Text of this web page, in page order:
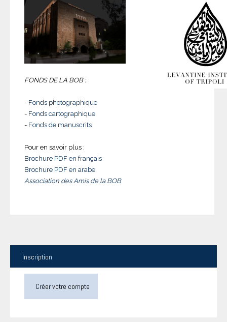
FONDS DE LA BOB :
- Fonds photographique
- Fonds cartographique
- Fonds de manuscrits
Pour en savoir plus :
Brochure PDF en français
Brochure PDF en arabe
Association des Amis de la BOB
Inscription
Créer votre compte